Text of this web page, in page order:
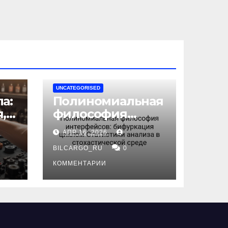
UNCATEGORISED
Полиномиальная
философия
интерфейсов:
бифуркация
циклом
Статистики
анализа в
среде
АПР 16, 2026
BILCARGO_RU 0
КОММЕНТАРИИ